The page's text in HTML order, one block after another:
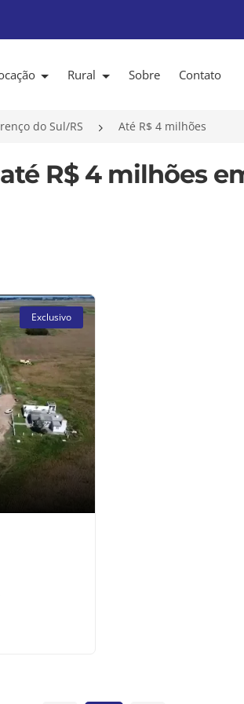
Rural Sobre Contato
do Sul/RS Até R$ 4 milhões
R$ 4 milhões
Exclusivo